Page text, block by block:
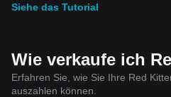
Siehe das Tutorial
Wie verkaufe ich
Erfahren Sie, wie Sie Ihre Red
auszahlen können.